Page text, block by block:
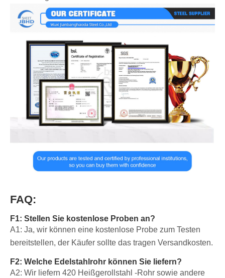
FAQ:
F1: Stellen Sie kostenlose Proben an?
A1: Ja, wir können eine kostenlose Probe zum Testen
bereitstellen, der Käufer sollte das tragen Versandkosten.
F2: Welche Edelstahlrohr können Sie liefern?
A2: Wir liefern 420 Heißgerollstahl -Rohr sowie andere